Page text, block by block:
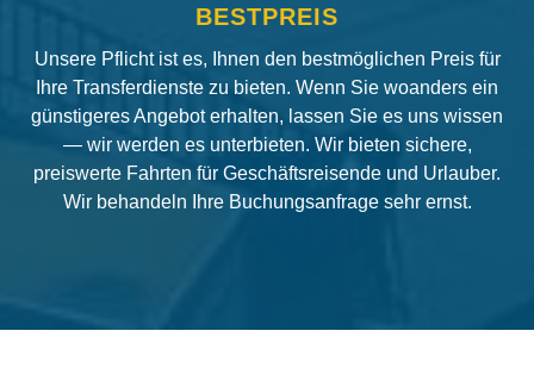
BESTPREIS
Unsere Pflicht ist es, Ihnen den bestmöglichen Preis für
Ihre Transferdienste zu bieten. Wenn Sie woanders ein
günstigeres Angebot erhalten, lassen Sie es uns wissen
— wir werden es unterbieten. Wir bieten sichere,
preiswerte Fahrten für Geschäftsreisende und Urlauber.
Wir behandeln Ihre Buchungsanfrage sehr ernst.